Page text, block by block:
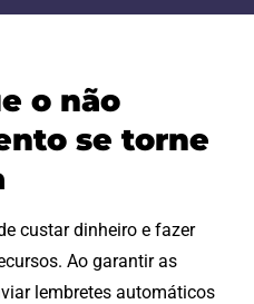
o não
se torne
custar dinheiro e fazer
Ao garantir as
lembretes automáticos